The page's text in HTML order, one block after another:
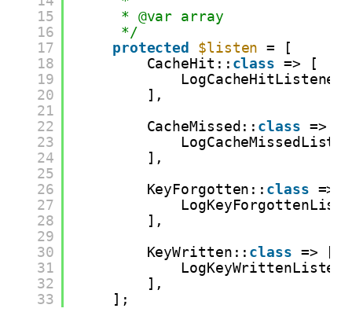
15
16
17
18
19
20
21
22
23
24
25
26
27
28
29
30
31
32
33
* @var array
*/
protected
$listen = [
CacheHit:: class => [
],
CacheMissed:: class => [
],
KeyForgotten:: class => [
],
KeyWritten:: class => [
],
];